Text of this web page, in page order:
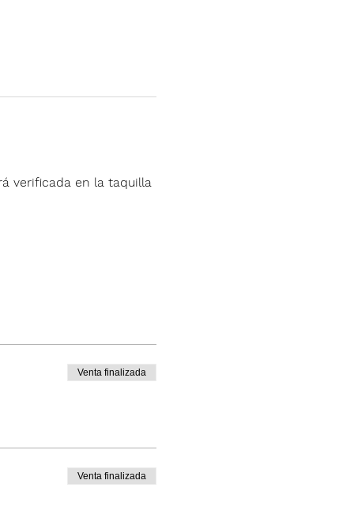
verificada en la taquilla
Venta finalizada
Venta finalizada